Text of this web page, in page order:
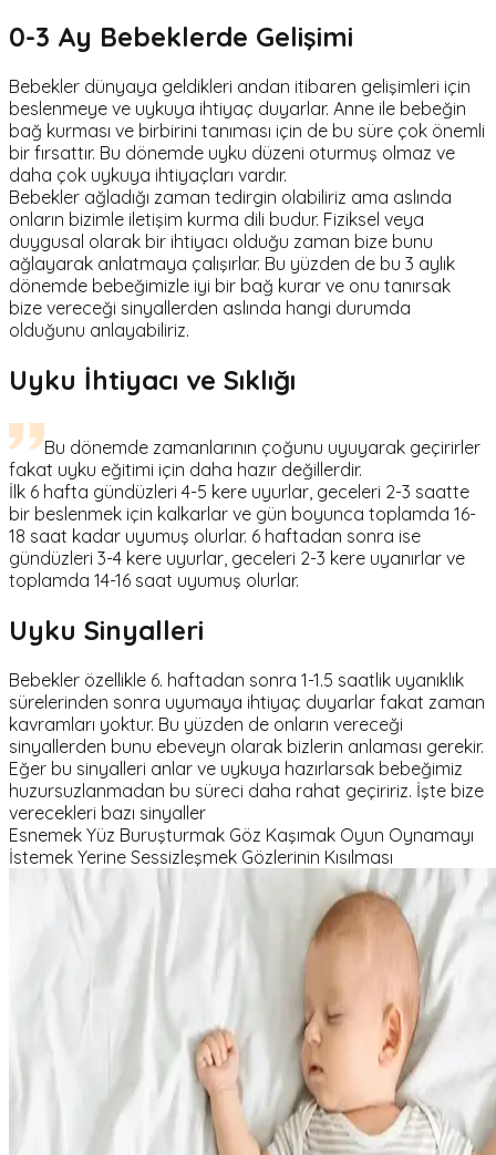
0-3 Ay Bebeklerde Gelişimi
Bebekler dünyaya geldikleri andan itibaren gelişimleri için
beslenmeye ve uykuya ihtiyaç duyarlar. Anne ile bebeğin
bağ kurması ve birbirini tanıması için de bu süre çok önemli
bir fırsattır. Bu dönemde uyku düzeni oturmuş olmaz ve
daha çok uykuya ihtiyaçları vardır.
Bebekler ağladığı zaman tedirgin olabiliriz ama aslında
onların bizimle iletişim kurma dili budur. Fiziksel veya
duygusal olarak bir ihtiyacı olduğu zaman bize bunu
ağlayarak anlatmaya çalışırlar. Bu yüzden de bu 3 aylık
dönemde bebeğimizle iyi bir bağ kurar ve onu tanırsak
bize vereceği sinyallerden aslında hangi durumda
olduğunu anlayabiliriz.
Uyku İhtiyacı ve Sıklığı
Bu dönemde zamanlarının çoğunu uyuyarak geçirirler
fakat uyku eğitimi için daha hazır değillerdir.
İlk 6 hafta gündüzleri 4-5 kere uyurlar, geceleri 2-3 saatte
bir beslenmek için kalkarlar ve gün boyunca toplamda 16-
18 saat kadar uyumuş olurlar. 6 haftadan sonra ise
gündüzleri 3-4 kere uyurlar, geceleri 2-3 kere uyanırlar ve
toplamda 14-16 saat uyumuş olurlar.
Uyku Sinyalleri
Bebekler özellikle 6. haftadan sonra 1-1.5 saatlik uyanıklık
sürelerinden sonra uyumaya ihtiyaç duyarlar fakat zaman
kavramları yoktur. Bu yüzden de onların vereceği
sinyallerden bunu ebeveyn olarak bizlerin anlaması gerekir.
Eğer bu sinyalleri anlar ve uykuya hazırlarsak bebeğimiz
huzursuzlanmadan bu süreci daha rahat geçiririz. İşte bize
verecekleri bazı sinyaller
Esnemek Yüz Buruşturmak Göz Kaşımak Oyun Oynamayı
İstemek Yerine Sessizleşmek Gözlerinin Kısılması